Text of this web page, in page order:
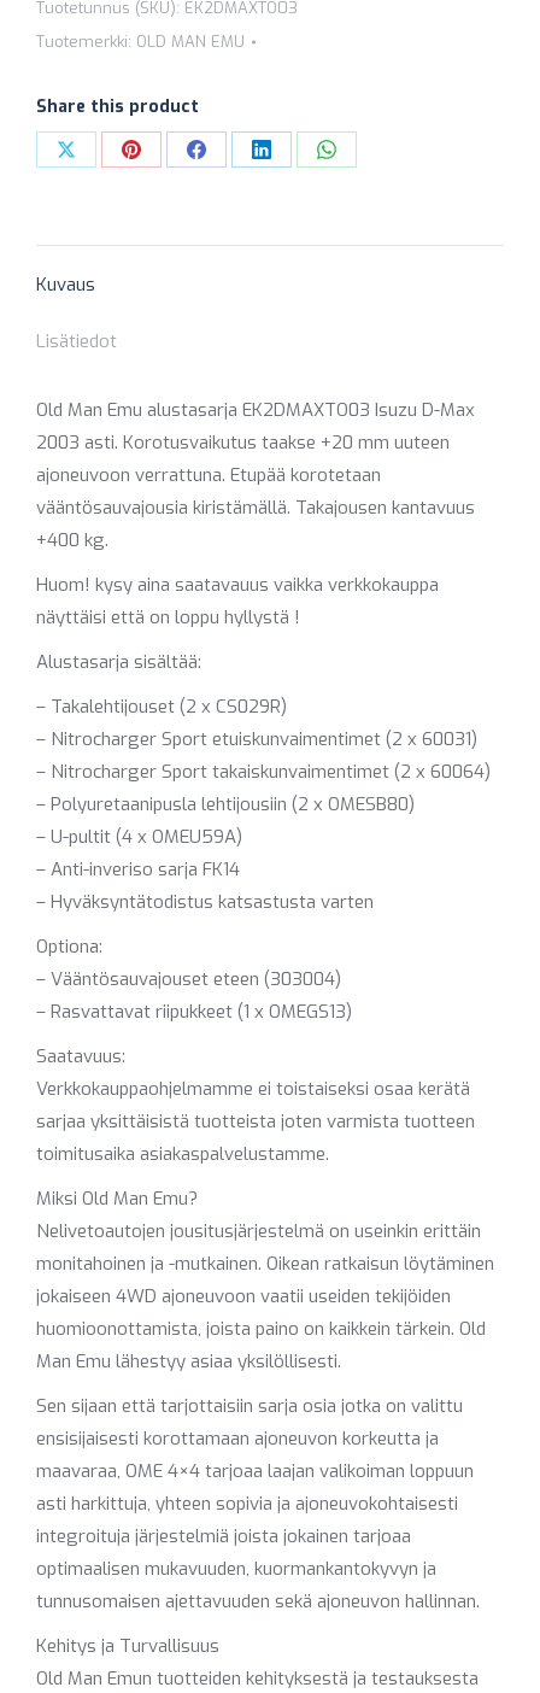
+20
MM
NORM
/
PERÄ
Tuotetunnus (SKU): EK2DMAXTO03
Tuotemerkki: OLD MAN EMU
Share this product
Share Share Share Share Share
Kuvaus
Lisätiedot
Old Man Emu alustasarja EK2DMAXTO03 Isuzu D-Max
2003 asti. Korotusvaikutus taakse +20 mm uuteen
ajoneuvoon verrattuna. Etupää korotetaan
vääntösauvajousia kiristämällä. Takajousen kantavuus
+400 kg.
Huom! kysy aina saatavauus vaikka verkkokauppa
näyttäisi että on loppu hyllystä !
Alustasarja sisältää:
– Takalehtijouset (2 x CS029R)
– Nitrocharger Sport etuiskunvaimentimet (2 x 60031)
– Nitrocharger Sport takaiskunvaimentimet (2 x 60064)
– Polyuretaanipusla lehtijousiin (2 x OMESB80)
– U-pultit (4 x OMEU59A)
– Anti-inveriso sarja FK14
– Hyväksyntätodistus katsastusta varten
Optiona:
– Vääntösauvajouset eteen (303004)
– Rasvattavat riipukkeet (1 x OMEGS13)
Saatavuus:
Verkkokauppaohjelmamme ei toistaiseksi osaa kerätä
sarjaa yksittäisistä tuotteista joten varmista tuotteen
toimitusaika asiakaspalvelustamme.
Miksi Old Man Emu?
Nelivetoautojen jousitusjärjestelmä on useinkin erittäin
monitahoinen ja -mutkainen. Oikean ratkaisun löytäminen
jokaiseen 4WD ajoneuvoon vaatii useiden tekijöiden
huomioonottamista, joista paino on kaikkein tärkein. Old
Man Emu lähestyy asiaa yksilöllisesti.
Sen sijaan että tarjottaisiin sarja osia jotka on valittu
ensisijaisesti korottamaan ajoneuvon korkeutta ja
maavaraa, OME 4×4 tarjoaa laajan valikoiman loppuun
asti harkittuja, yhteen sopivia ja ajoneuvokohtaisesti
integroituja järjestelmiä joista jokainen tarjoaa
optimaalisen mukavuuden, kuormankantokyvyn ja
tunnusomaisen ajettavuuden sekä ajoneuvon hallinnan.
Kehitys ja Turvallisuus
Old Man Emun tuotteiden kehityksestä ja testauksesta